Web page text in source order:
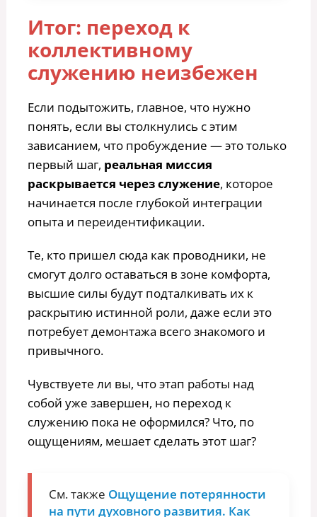
Итог: переход к
коллективному
служению неизбежен
Если подытожить, главное, что нужно
понять, если вы столкнулись с этим
зависанием, что пробуждение — это только
первый шаг, реальная миссия
раскрывается через служение, которое
начинается после глубокой интеграции
опыта и переидентификации.
Те, кто пришел сюда как проводники, не
смогут долго оставаться в зоне комфорта,
высшие силы будут подталкивать их к
раскрытию истинной роли, даже если это
потребует демонтажа всего знакомого и
привычного.
Чувствуете ли вы, что этап работы над
собой уже завершен, но переход к
служению пока не оформился? Что, по
ощущениям, мешает сделать этот шаг?
См. также Ощущение потерянности
на пути духовного развития. Как